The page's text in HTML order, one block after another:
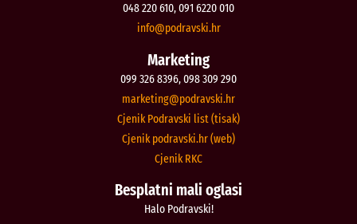
048 220 610, 091 6220 010
rh.iksvardop
@ofni
Marketing
099 326 8396, 098 309 290
rh.iksvardop
@gnitekram
Cjenik Podravski list (tisak)
Cjenik podravski.hr (web)
Cjenik RKC
Besplatni mali oglasi
Halo Podravski!